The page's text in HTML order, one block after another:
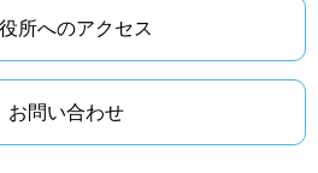
所へのアクセス
お問い合わせ